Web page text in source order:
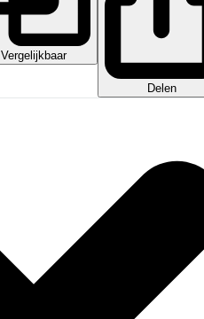
Vergelijkbaar
Delen